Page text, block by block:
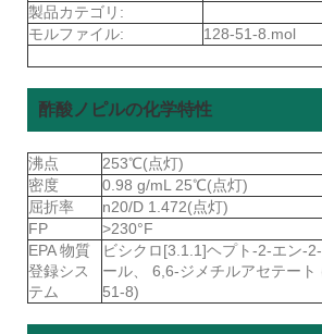
製品カテゴリ:
モルファイル:
128-51-8.mol
酢酸ノピルの化学特性
沸点
253℃(点灯)
密度
0.98 g/mL 25℃(点灯)
屈折率
n20/D 1.472(点灯)
FP
>230°F
EPA 物質
登録シス
テム
ビシクロ[3.1.1]ヘプト-2-エン-
ール、 6,6-ジメチルアセテート
51-8)